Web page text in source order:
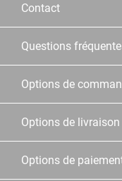
Contact
Questions
Options de
Options de livraison
Options de